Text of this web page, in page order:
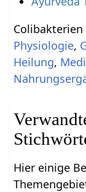
Physiologie,
Heilung,
Hier einige